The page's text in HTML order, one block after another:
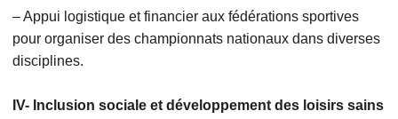
– Appui logistique et financier aux fédérations sportives
pour organiser des championnats nationaux dans diverses
disciplines.
IV- Inclusion sociale et développement des loisirs sains